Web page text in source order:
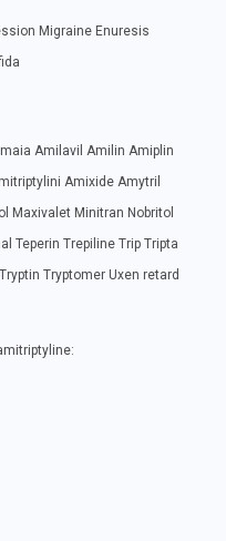
Migraine Enuresis
Amilavil Amilin Amiplin
Amixide Amytril
Maxivalet Minitran Nobritol
Teperin Trepiline Trip Tripta
Tryptomer Uxen retard